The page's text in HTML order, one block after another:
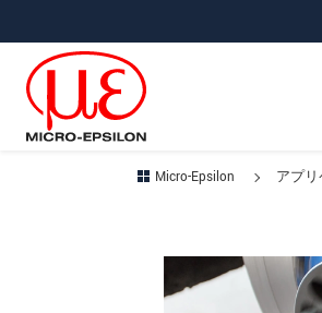
Micro-Epsilon アプ